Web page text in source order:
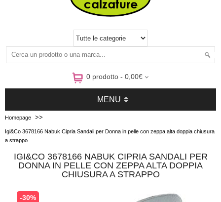
0 prodotto - 0,00€
MENU
Homepage >>
Igi&Co 3678166 Nabuk Cipria Sandali per Donna in pelle con zeppa alta doppia chiusura
a strappo
IGI&CO 3678166 NABUK CIPRIA SANDALI PER
DONNA IN PELLE CON ZEPPA ALTA DOPPIA
CHIUSURA A STRAPPO
-30%